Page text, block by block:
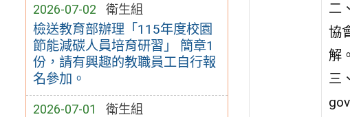
2026-07-02 衛生組
檢送教育部辦理「115年度校園
節能減碳人員培育研習」 簡章1
份，請有興趣的教職員工自行報
名參加。
2026-07-01 衛生組
二
協
解。
三